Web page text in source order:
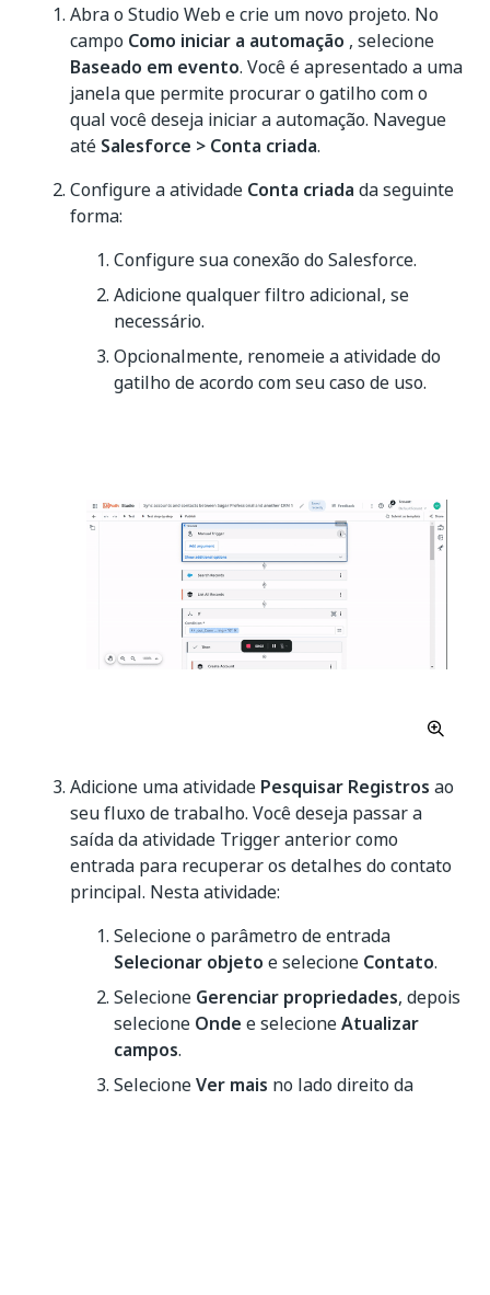
Abra o Studio Web e crie um novo projeto. No
campo Como iniciar a automação , selecione
Baseado em evento. Você é apresentado a uma
janela que permite procurar o gatilho com o
qual você deseja iniciar a automação. Navegue
até Salesforce > Conta criada.
Configure a atividade Conta criada da seguinte
forma:
Configure sua conexão do Salesforce.
Adicione qualquer filtro adicional, se
necessário.
Opcionalmente, renomeie a atividade do
gatilho de acordo com seu caso de uso.
Adicione uma atividade Pesquisar Registros ao
seu fluxo de trabalho. Você deseja passar a
saída da atividade Trigger anterior como
entrada para recuperar os detalhes do contato
principal. Nesta atividade:
Selecione o parâmetro de entrada
Selecionar objeto e selecione Contato.
Selecione Gerenciar propriedades, depois
selecione Onde e selecioneAtualizar
campos.
SelecioneVer mais no lado direito da